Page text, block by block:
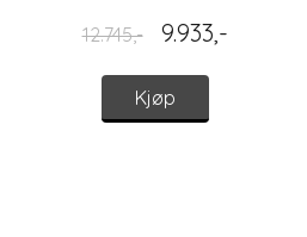
12.745,- 9.933,-
Kjøp